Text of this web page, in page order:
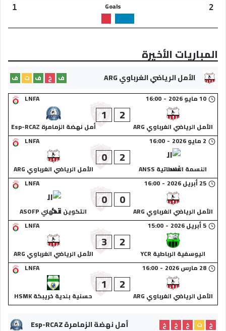
2
Goals
1
المباريات الأخيرة
الأمل الرياضي الغرباوي ARG ف خ ف ت
ف
LNFA
10 مايو 2026 -
16:00
الأمل الرياضي الغرباوي ARG
2
1
أمل نهضة الزمامرة Esp-RCAZ
LNFA
2 مايو 2026 -
16:00
النسمة السطاتية ANSS
2
0
الأمل الرياضي الغرباوي ARG
LNFA
25 أبريل 2026 -
16:00
الأمل الرياضي الغرباوي ARG
0
0
التكوين المهني ASOFP
LNFA
5 أبريل 2026 -
15:00
اليوسفية الرباطية YCR
2
3
الأمل الرياضي الغرباوي ARG
LNFA
28 مارس 2026 -
16:00
الأمل الرياضي الغرباوي ARG
2
1
حسنية بلدية خريبكة HSMK
أمل نهضة الزمامرة Esp-RCAZ خ ت خ خ
خ